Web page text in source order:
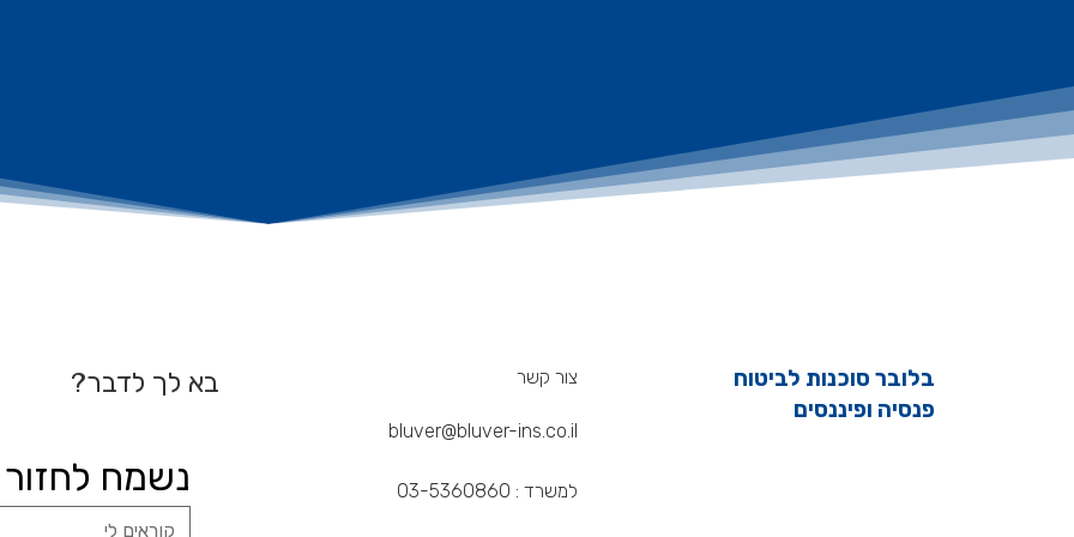
בלובר סוכנות לביטוח
פנסיה ופיננסים
צור קשר
bluver@bluver-ins.co.il
למשרד : 03-5360860 נשמח
בא לך לדבר?